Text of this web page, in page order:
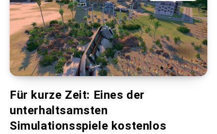
Für kurze Zeit: Eines der
unterhaltsamsten
Simulationsspiele kostenlos